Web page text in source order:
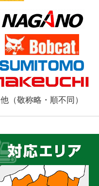
他（敬称略・順不同）